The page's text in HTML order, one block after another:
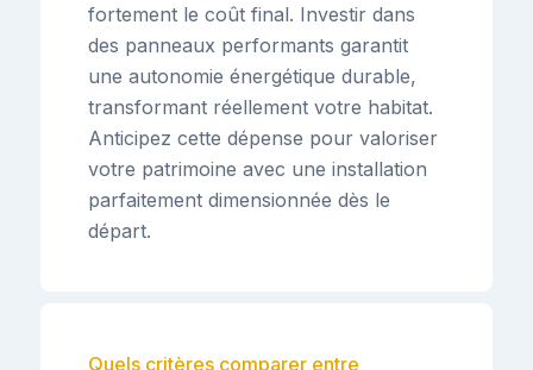
fortement le coût final. Investir dans
des panneaux performants garantit
une autonomie énergétique durable,
transformant réellement votre habitat.
Anticipez cette dépense pour valoriser
votre patrimoine avec une installation
parfaitement dimensionnée dès le
départ.
Quels critères comparer entre